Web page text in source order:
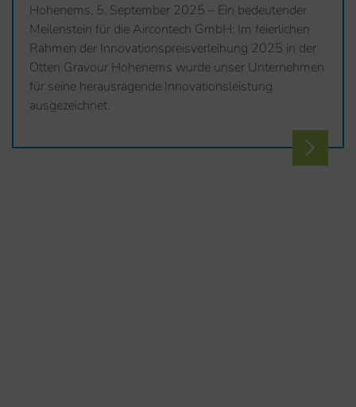
Hohenems, 5. September 2025 – Ein bedeutender
Meilenstein für die Aircontech GmbH: Im feierlichen
Rahmen der Innovationspreisverleihung 2025 in der
Otten Gravour Hohenems wurde unser Unternehmen
für seine herausragende Innovationsleistung
ausgezeichnet.